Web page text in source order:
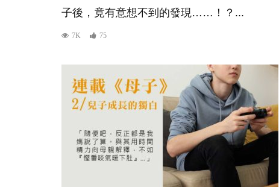
子後，竟有意想不到的發現……！？...
7K 75